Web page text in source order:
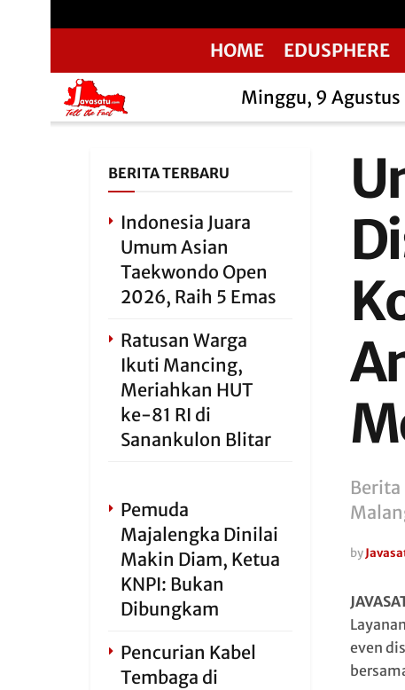
HOME EDUSPHERE
Minggu, 9
Berita
by
even
BERITA TERBARU
Indonesia Juara
Umum Asian
Taekwondo Open
2026, Raih 5 Emas
Ratusan Warga
Ikuti Mancing,
Meriahkan HUT
ke-81 RI di
Sanankulon Blitar
Pemuda
Majalengka Dinilai
Makin Diam, Ketua
KNPI: Bukan
Dibungkam
Pencurian Kabel
Tembaga di